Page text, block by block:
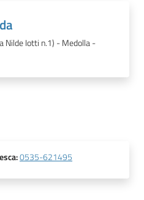
Nilde Iotti n.1) - Medolla -
:0535-621495